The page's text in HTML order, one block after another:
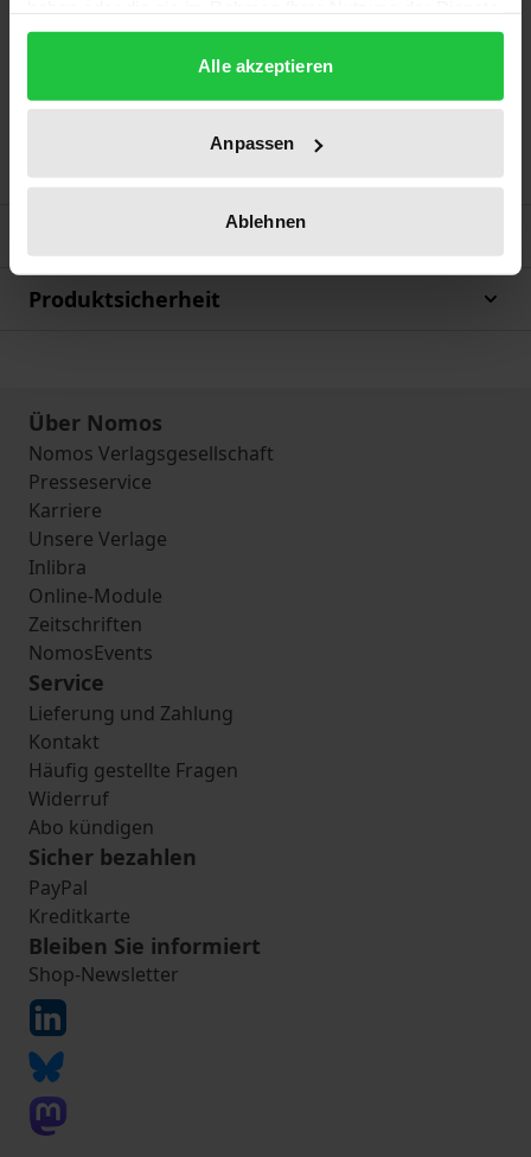
gesammelt haben.
Alle akzeptieren
Anpassen
Ablehnen
Beschaffung der notwendigen Finanzmittel häufig
mit gravierenden Problemen konfrontiert. Das Werk
zeigt – u.a. an praktischen Beispielen aus
Deutschland, Frankreich und Griechenland – auf, wie
Bibliografische Angaben
Produktsicherheit
Über Nomos
Nomos Verlagsgesellschaft
Presseservice
Karriere
Unsere Verlage
Inlibra
Online-Module
Zeitschriften
NomosEvents
Service
Lieferung und Zahlung
Kontakt
Häufig gestellte Fragen
Widerruf
Abo kündigen
Sicher bezahlen
PayPal
Kreditkarte
Bleiben Sie informiert
Shop-Newsletter